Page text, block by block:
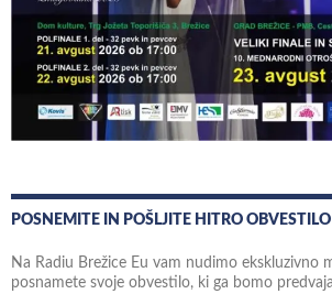
POSNEMITE IN POŠLJITE HITRO OBVESTILO
Na Radiu Brežice Eu vam nudimo ekskluzivno
posnamete svoje obvestilo, ki ga bomo